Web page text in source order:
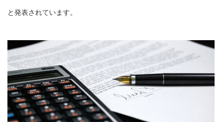
と発表されています。